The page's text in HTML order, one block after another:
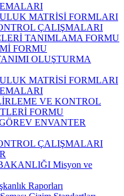
MATRİSİ FORMLARI
ÇALIŞMALARI
TANIMLAMA FORMU
FORMU
OLUŞTURMA
MATRİSİ FORMLARI
VE KONTROL
FORMU
ENVANTER
ÇALIŞMALARI
Misyon ve
Raporları